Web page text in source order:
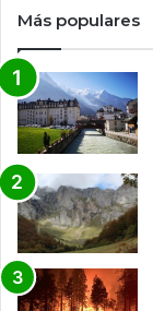
Más populares